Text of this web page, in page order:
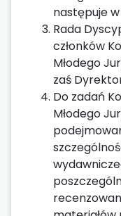
następuje
Rada
członków
Młodego
zaś
Do zadań
Młodego